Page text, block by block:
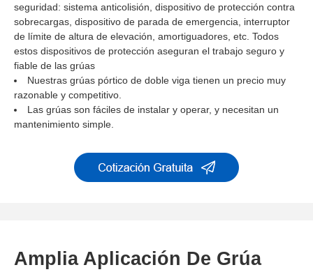
seguridad: sistema anticolisión, dispositivo de protección contra
sobrecargas, dispositivo de parada de emergencia, interruptor
de límite de altura de elevación, amortiguadores, etc. Todos
estos dispositivos de protección aseguran el trabajo seguro y
fiable de las grúas
Nuestras grúas pórtico de doble viga tienen un precio muy
razonable y competitivo.
Las grúas son fáciles de instalar y operar, y necesitan un
mantenimiento simple.
Amplia Aplicación De Grúa